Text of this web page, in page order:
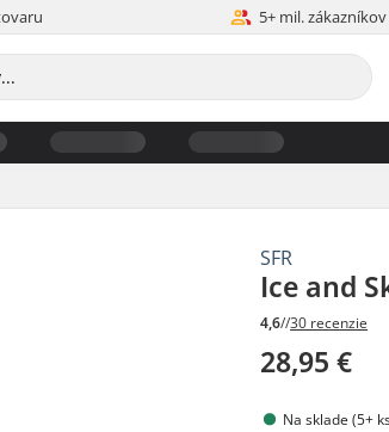
5+ mil. zákazníkov
SFR
Ice and
4,6//30 recenzie
28,95 €
Na sklade (5+